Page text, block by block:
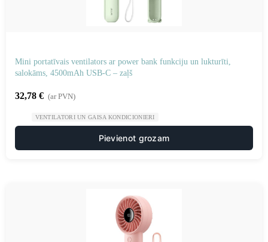
Mini portatīvais ventilators ar power bank funkciju un lukturīti,
salokāms, 4500mAh USB-C – zaļš
32,78 € (ar PVN)
VENTILATORI UN GAISA KONDICIONIERI
Pievienot grozam